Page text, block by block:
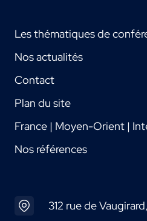
Les thématiques de
Nos actualités
Contact
Plan du site
France | Moyen-Orient |
Nos références
312 rue de